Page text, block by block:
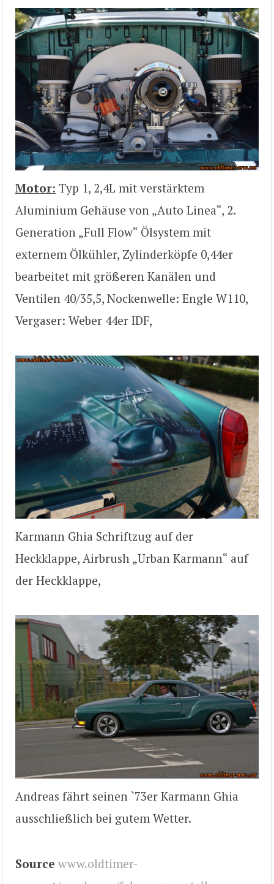
Motor: Typ 1, 2,4L mit verstärktem
Aluminium Gehäuse von „Auto Linea“, 2.
Generation „Full Flow“ Ölsystem mit
externem Ölkühler, Zylinderköpfe 0,44er
bearbeitet mit größeren Kanälen und
Ventilen 40/35,5, Nockenwelle: Engle W110,
Vergaser: Weber 44er IDF,
Karmann Ghia Schriftzug auf der
Heckklappe, Airbrush „Urban Karmann“ auf
der Heckklappe,
Andreas fährt seinen `73er Karmann Ghia
ausschließlich bei gutem Wetter.
Source www.oldtimer-